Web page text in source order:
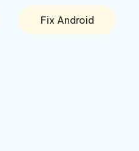
Fix Android